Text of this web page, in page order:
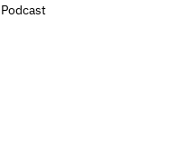
Podcast